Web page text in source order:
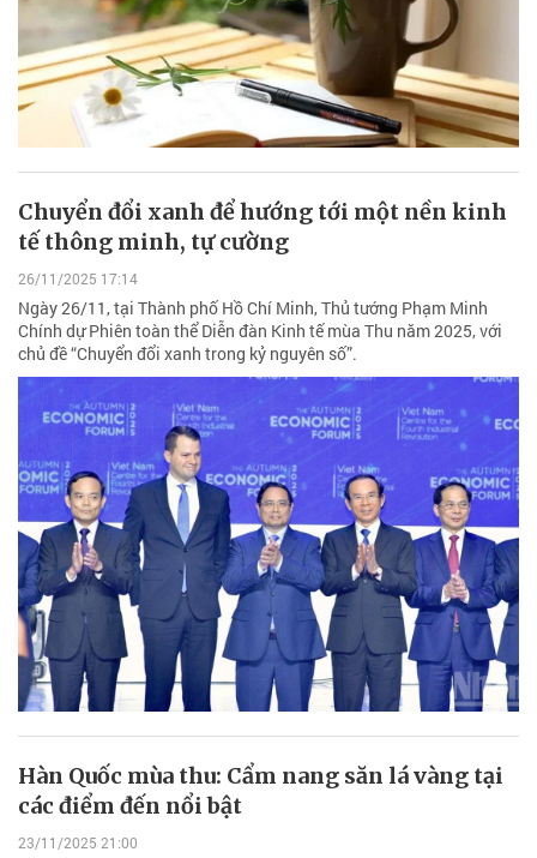
Chuyển đổi xanh để hướng tới một nền kinh
tế thông minh, tự cường
26/11/2025 17:14
Ngày 26/11, tại Thành phố Hồ Chí Minh, Thủ tướng Phạm Minh
Chính dự Phiên toàn thể Diễn đàn Kinh tế mùa Thu năm 2025, với
chủ đề “Chuyển đổi xanh trong kỷ nguyên số”.
Hàn Quốc mùa thu: Cẩm nang săn lá vàng tại
các điểm đến nổi bật
23/11/2025 21:00